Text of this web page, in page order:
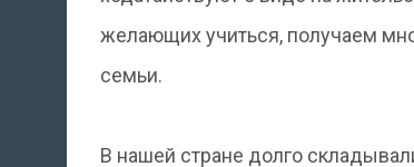
желающих учиться, получаем
семьи.
В нашей стране долго